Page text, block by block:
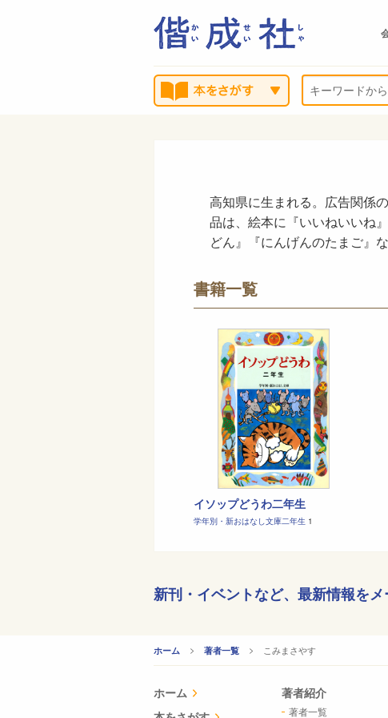
高知県に生まれる。広告関係
品は、絵本に『いいねいいね
どん』『にんげんのたまご』な
書籍一覧
イソップどうわ二年生
学年別・新おはなし文庫二年生 1
新刊・イベントなど、 最新情報をメ
ホーム 著者一覧 CURRENT:
こみまさやす
ホーム
著者紹介
著者一覧